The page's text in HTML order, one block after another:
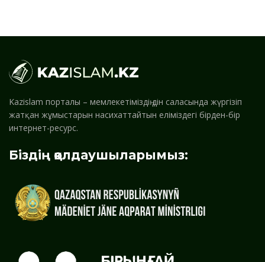
Kazislam порталы – мемлекетіміздің дін саласында жүргізіп
жатқан жұмыстарын насихаттайтын еліміздегі бірден-бір
интернет-ресурс.
Біздің қолдаушыларымыз: